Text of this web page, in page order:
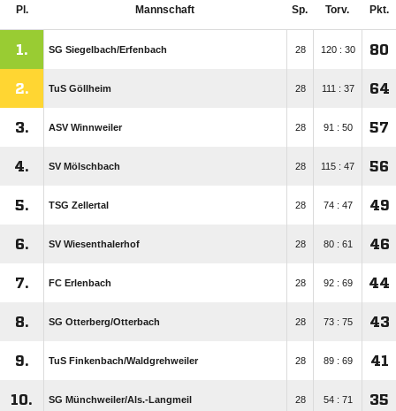
Pl. Mannschaft Sp. Torv. Pkt.
1. SG Siegelbach/​Erfenbach 28 120 : 30 80
2. TuS Göllheim 28 111 : 37 64
3. ASV Winnweiler 28 91 : 50 57
4. SV Mölschbach 28 115 : 47 56
5. TSG Zellertal 28 74 : 47 49
6. SV Wiesenthalerhof 28 80 : 61 46
7. FC Erlenbach 28 92 : 69 44
8. SG Otterberg/​Otterbach 28 73 : 75 43
9. TuS Finkenbach/​Waldgrehweiler 28 89 : 69 41
10. SG Münchweiler/​Als.-Langmeil 28 54 : 71 35